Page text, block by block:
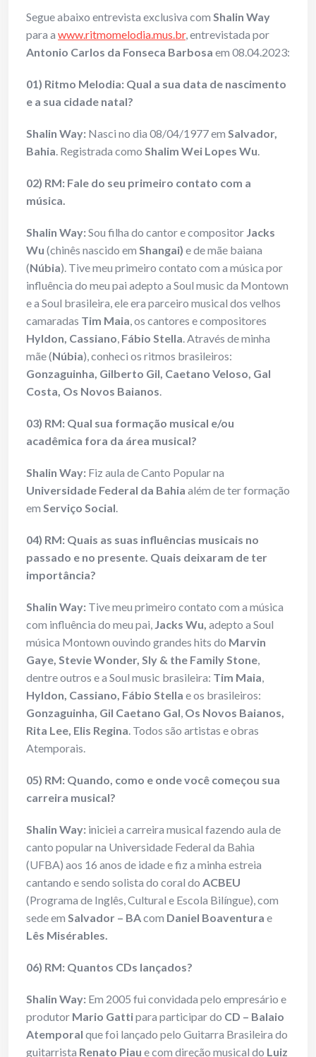
Segue abaixo entrevista exclusiva com Shalin Way
para a www.ritmomelodia.mus.br, entrevistada por
Antonio Carlos da Fonseca Barbosa em 08.04.2023:
01) Ritmo Melodia: Qual a sua data de nascimento
e a sua cidade natal?
Shalin Way: Nasci no dia 08/04/1977 em Salvador,
Bahia. Registrada como Shalim Wei Lopes Wu.
02) RM: Fale do seu primeiro contato com a
música.
Shalin Way:Sou filha do cantor e compositor Jacks
Wu (chinês nascido em Shangai) e de mãe baiana
(Núbia). Tive meu primeiro contato com a música por
influência do meu pai adepto a Soul music da Montown
e a Soul brasileira, ele era parceiro musical dos velhos
camaradas Tim Maia, os cantores e compositores
Hyldon, Cassiano, Fábio Stella. Através de minha
mãe (Núbia), conheci os ritmos brasileiros:
Gonzaguinha, Gilberto Gil, Caetano Veloso, Gal
Costa, Os Novos Baianos.
03) RM: Qual sua formação musical e/ou
acadêmica fora da área musical?
Shalin Way: Fiz aula de Canto Popular na
Universidade Federal da Bahia além de ter formação
em Serviço Social.
04) RM: Quais as suas influências musicais no
passado e no presente. Quais deixaram de ter
importância?
Shalin Way: Tive meu primeiro contato com a música
com influência do meu pai, Jacks Wu, adepto a Soul
música Montown ouvindo grandes hits do Marvin
Gaye, Stevie Wonder, Sly & the Family Stone,
dentre outros e a Soul music brasileira: Tim Maia,
Hyldon, Cassiano, Fábio Stella e os brasileiros:
Gonzaguinha, Gil Caetano Gal, Os Novos Baianos,
Rita Lee, Elis Regina. Todos são artistas e obras
Atemporais.
05) RM: Quando, como e onde você começou sua
carreira musical?
Shalin Way: iniciei a carreira musical fazendo aula de
canto popular na Universidade Federal da Bahia
(UFBA) aos 16 anos de idade e fiz a minha estreia
cantando e sendo solista do coral do ACBEU
(Programa de Inglês, Cultural e Escola Bilíngue), com
sede em Salvador – BAcom Daniel Boaventura e
Lês Misérables.
06) RM: Quantos CDs lançados?
Shalin Way: Em 2005 fui convidada pelo empresário e
produtor Mario Gattipara participar do CD – Balaio
Atemporal que foi lançado pelo Guitarra Brasileira do
guitarrista Renato Piau e com direção musical do Luiz